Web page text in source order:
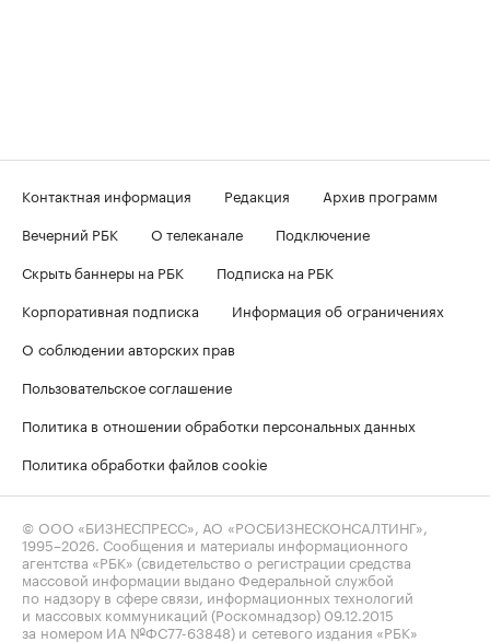
Контактная информация Редакция
Архив программ
Вечерний РБК
О телеканале
Подключение
Скрыть баннеры на РБК
Подписка на РБК
Корпоративная подписка
Информация об ограничениях
О соблюдении авторских прав
Пользовательское соглашение
Политика в отношении обработки персональных данных
Политика обработки файлов cookie
© ООО «БИЗНЕСПРЕСС», АО «РОСБИЗНЕСКОНСАЛТИНГ»,
1995–2026 . Сообщения и материалы информационного
агентства «РБК» (свидетельство о регистрации средства
массовой информации выдано Федеральной службой
по надзору в сфере связи, информационных технологий
и массовых коммуникаций (Роскомнадзор) 09.12.2015
за номером ИА №ФС77-63848) и сетевого издания «РБК»